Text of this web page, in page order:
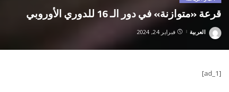
قرعة «متوازنة» في دور الـ 16 للدوري الأوروبي
Posted
العربية فبراير 24, 2024
[ad_1]